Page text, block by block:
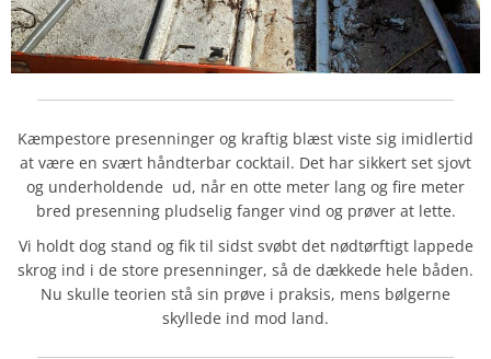
Kæmpestore presenninger og kraftig blæst viste sig imidlertid
at være en svært håndterbar cocktail. Det har sikkert set sjovt
og underholdende ud, når en otte meter lang og fire meter
bred presenning pludselig fanger vind og prøver at lette.
Vi holdt dog stand og fik til sidst svøbt det nødtørftigt lappede
skrog ind i de store presenninger, så de dækkede hele båden.
Nu skulle teorien stå sin prøve i praksis, mens bølgerne
skyllede ind mod land.